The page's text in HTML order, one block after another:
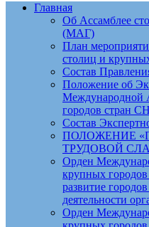
Главная
Об Ассамблее
(МАГ)
План
столиц и
Состав
Положение об
Международной
городов стран
Состав
ПОЛОЖЕНИЕ
ТРУДОВОЙ
Орден
крупных
развитие
деятельности
Орден